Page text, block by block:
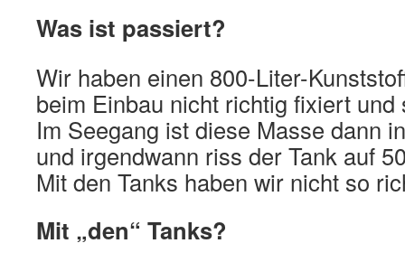
Was ist passiert?
Wir haben einen 800-Liter-
beim Einbau nicht richtig fixiert
Im Seegang ist diese Masse dann
und irgendwann riss der Tank auf
Mit den Tanks haben wir nicht so
Mit „den“ Tanks?